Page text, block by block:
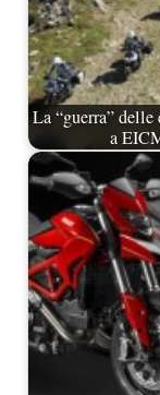
La “guerra” delle
a